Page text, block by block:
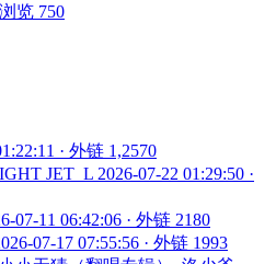
览 750
· 外链 1,2570
JET_L 2026-07-22 01:29:50 ·
07-11 06:42:06 · 外链 2180
07-17 07:55:56 · 外链 1993